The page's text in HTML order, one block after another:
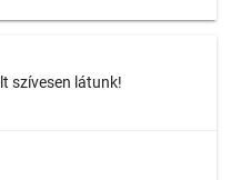
szívesen látunk!